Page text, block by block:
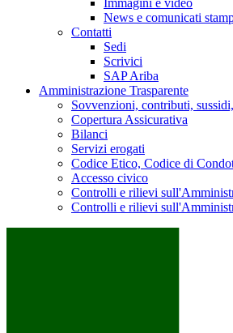
News e comunicati
Contatti
Sedi
Scrivici
SAP Ariba
Amministrazione Trasparente
Sovvenzioni, contributi,
Copertura Assicurativa
Bilanci
Servizi erogati
Codice Etico, Codice di
Accesso civico
Controlli e rilievi
Controlli e rilievi